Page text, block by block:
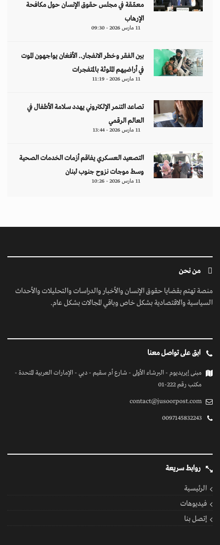
معمّقة في مجلس حقوق الإنسان حول مكافحة
الإرهاب
11 مارس 2026 - 09:30
بين الفقر وخطر الانفجار.. الأفغان يواجهون الموت
في أراضيهم الملوثة بالمتفجرات
11 مارس 2026 - 11:19
تصاعد التنمر الإلكتروني يهدد سلامة الأطفال في
العالم الرقمي
11 مارس 2026 - 13:44
التصعيد العسكري يفاقم أزمات الخدمات الصحية
وسط موجات نزوح جنوب لبنان
11 مارس 2026 - 10:26
من نحن
منصة تهتم بقضايا حقوق الإنسان والأخبار والدراسات والتحليلات والأحداث
السياسية والاقتصادية بشكل خاص وباقي المجالات بشكل عام.
ابق على تواصل معنا
مبنى إيريديوم - البرشاء الأولى - شارع أم سقيم - دبي - الإمارات العربية المتحدة -
مكتب رقم 222-01
contact@jusoorpost.com
0097145832243
روابط سريعة
الرئيسية
فيديوهات
إتصل بنا